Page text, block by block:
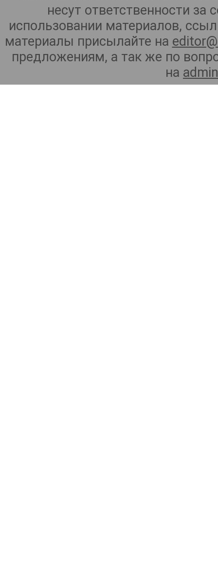
несут ответственности
использовании материалов,
материалы присылайте на
предложениям, а так же по
на